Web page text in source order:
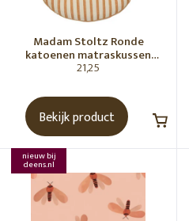
Madam Stoltz Ronde
katoenen matraskussen
Gebroken wit, donkere
21,25
Bekijk product
nieuw bij
deens.nl